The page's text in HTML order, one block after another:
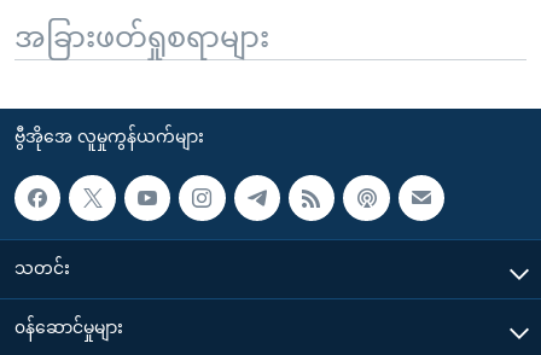
အခြားဖတ်ရှုစရာများ
ဗွီအိုအေ လူမှုကွန်ယက်များ
သတင်း
၀န်ဆောင်မှုများ